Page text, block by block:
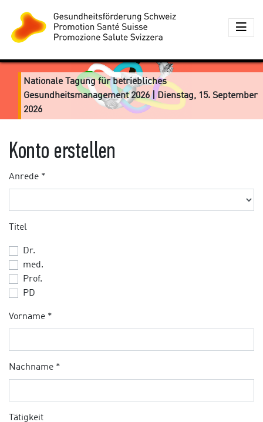
Nationale Tagung für betriebliches
Gesundheitsmanagement 2026 | Dienstag, 15. September
2026
Konto erstellen
Anrede *
Titel
Dr.
med.
Prof.
PD
Vorname *
Nachname *
Tätigkeit